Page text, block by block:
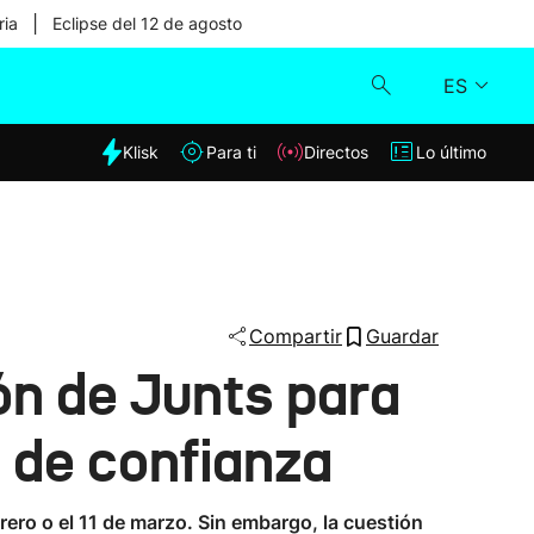
Eclipse del 12 de agosto
ES
Klisk
Lo último
Klisk Para ti Directos Lo último
Compartir Guardar
de Junts para
confianza
o el 11 de marzo. Sin embargo, la cuestión